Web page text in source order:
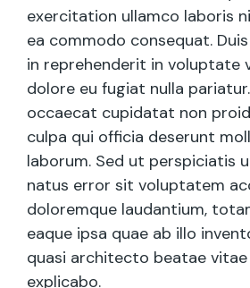
exercitation ullamco laboris
ea commodo consequat.
in reprehenderit in voluptate
dolore eu fugiat nulla
occaecat cupidatat non
culpa qui officia deserunt
laborum. Sed ut perspiciatis
natus error sit voluptatem
doloremque laudantium,
eaque ipsa quae ab illo
quasi architecto beatae
explicabo.